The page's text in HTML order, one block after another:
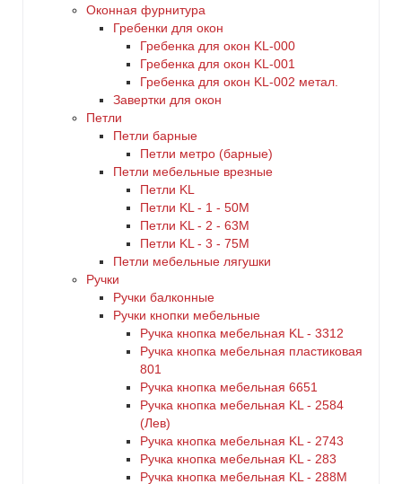
Оконная фурнитура
Гребенки для окон
Гребенка для окон KL-000
Гребенка для окон KL-001
Гребенка для окон KL-002 метал.
Завертки для окон
Петли
Петли барные
Петли метро (барные)
Петли мебельные врезные
Петли KL
Петли KL - 1 - 50M
Петли KL - 2 - 63M
Петли KL - 3 - 75M
Петли мебельные лягушки
Ручки
Ручки балконные
Ручки кнопки мебельные
Ручка кнопка мебельная KL - 3312
Ручка кнопка мебельная пластиковая
801
Ручка кнопка мебельная 6651
Ручка кнопка мебельная KL - 2584
(Лев)
Ручка кнопка мебельная KL - 2743
Ручка кнопка мебельная KL - 283
Ручка кнопка мебельная KL - 288M